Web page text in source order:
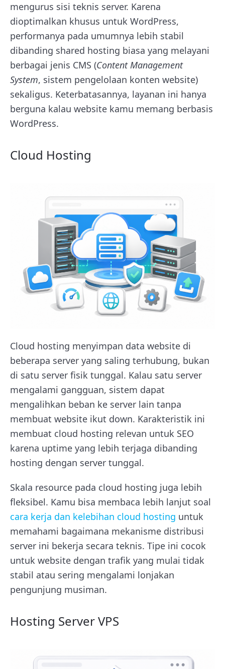
mengurus sisi teknis server. Karena
dioptimalkan khusus untuk WordPress,
performanya pada umumnya lebih stabil
dibanding shared hosting biasa yang melayani
berbagai jenis CMS (Content Management
System, sistem pengelolaan konten website)
sekaligus. Keterbatasannya, layanan ini hanya
berguna kalau website kamu memang berbasis
WordPress.
Cloud Hosting
Cloud hosting menyimpan data website di
beberapa server yang saling terhubung, bukan
di satu server fisik tunggal. Kalau satu server
mengalami gangguan, sistem dapat
mengalihkan beban ke server lain tanpa
membuat website ikut down. Karakteristik ini
membuat cloud hosting relevan untuk SEO
karena uptime yang lebih terjaga dibanding
hosting dengan server tunggal.
Skala resource pada cloud hosting juga lebih
fleksibel. Kamu bisa membaca lebih lanjut soal
cara kerja dan kelebihan cloud hosting untuk
memahami bagaimana mekanisme distribusi
server ini bekerja secara teknis. Tipe ini cocok
untuk website dengan trafik yang mulai tidak
stabil atau sering mengalami lonjakan
pengunjung musiman.
Hosting Server VPS